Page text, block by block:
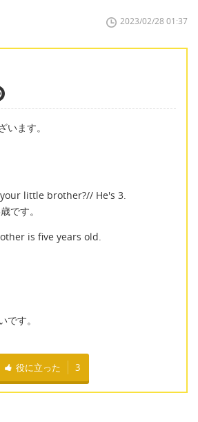
2023/02/28 01:37
います。
your little brother?// He's 3.
です。
is five years old.
です。
役に立った 3